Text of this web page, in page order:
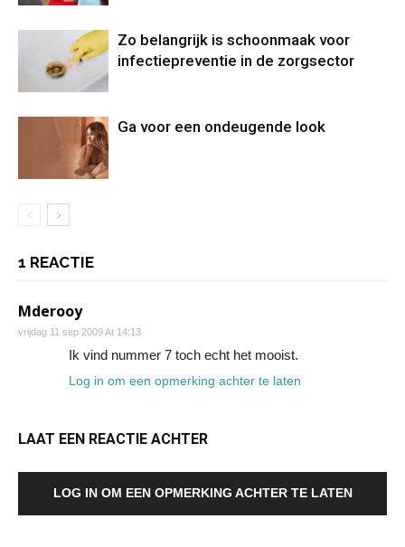
Zo belangrijk is schoonmaak voor
infectiepreventie in de zorgsector
Ga voor een ondeugende look
1 REACTIE
Mderooy
vrijdag 11 sep 2009 At 14:13
Ik vind nummer 7 toch echt het mooist.
Log in om een opmerking achter te laten
LAAT EEN REACTIE ACHTER
LOG IN OM EEN OPMERKING ACHTER TE LATEN